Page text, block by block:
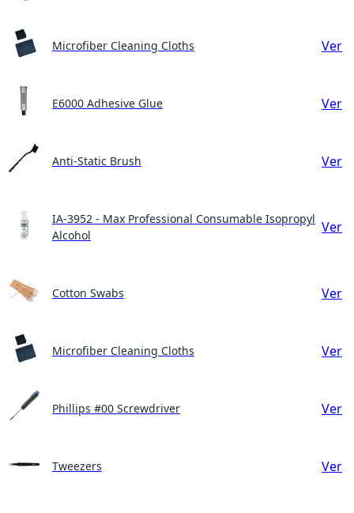
Microfiber Cleaning Cloths Ver
E6000 Adhesive Glue Ver
Anti-Static Brush Ver
IA-3952 - Max Professional Consumable Isopropyl
Alcohol
Ver
Cotton Swabs Ver
Microfiber Cleaning Cloths Ver
Phillips #00 Screwdriver Ver
Tweezers Ver